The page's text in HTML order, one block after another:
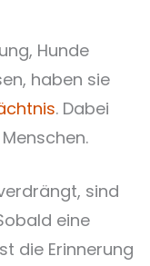
Hunde
haben sie
. Dabei
sind
eine
die Erinnerung